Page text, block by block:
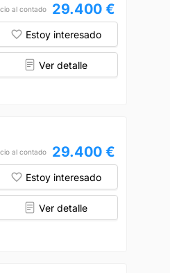
al contado 29.400 €
Estoy interesado
Ver detalle
al contado 29.400 €
Estoy interesado
Ver detalle